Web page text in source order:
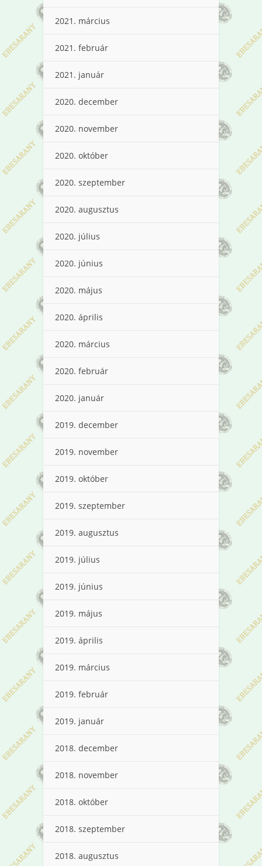
2021. március
2021. február
2021. január
2020. december
2020. november
2020. október
2020. szeptember
2020. augusztus
2020. július
2020. június
2020. május
2020. április
2020. március
2020. február
2020. január
2019. december
2019. november
2019. október
2019. szeptember
2019. augusztus
2019. július
2019. június
2019. május
2019. április
2019. március
2019. február
2019. január
2018. december
2018. november
2018. október
2018. szeptember
2018. augusztus